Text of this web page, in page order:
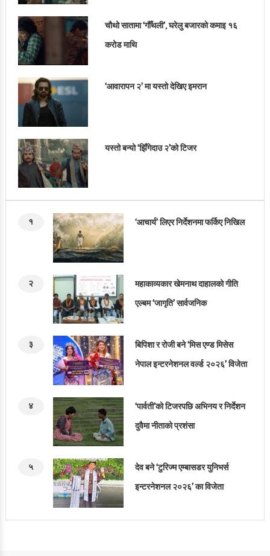
चौथो सातामा ‘गौँथली’, घरेलु बजारको कमाइ १६
करोड माथि
‘आवारापन २’ मा यस्तो देखिए इमरान
यस्तो बन्यो ‘झिँगेदाउ २’को टिजर
१ ‘आचार्य’ लिएर निर्देशनमा फर्किए निखिल
२
महाकाव्यकार खेमनाथ दाहालको गीति
एल्बम ‘जागृति’ सार्वजनिक
३
बिपिशा र रोजी बने ‘मिस एण्ड मिसेस
नेपाल इन्टरनेशनल वर्ल्ड २०२६’ विजेता
४
‘पार्वती’को टिजरपछि अभिनय र निर्देशन
दुवैमा नीताको प्रशंसा
५
देव बने ‘टुरिज्म एम्बासडर युनिभर्स
इन्टरनेशनल २०२६’ का विजेता